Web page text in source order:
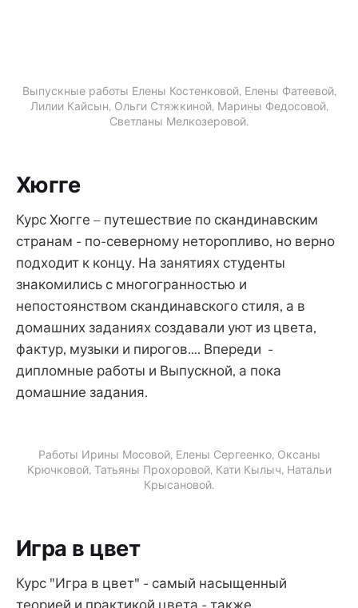
Выпускные работы Елены Костенковой, Елены Фатеевой,
Лилии Кайсын, Ольги Стяжкиной, Марины Федосовой,
Светланы Мелкозеровой.
Хюгге
Курс Хюгге – путешествие по скандинавским
странам - по-северному неторопливо, но верно
подходит к концу. На занятиях студенты
знакомились с многогранностью и
непостоянством скандинавского стиля, а в
домашних заданиях создавали уют из цвета,
фактур, музыки и пирогов…. Впереди -
дипломные работы и Выпускной, а пока
домашние задания.
Работы Ирины Мосовой, Елены Сергеенко, Оксаны
Крючковой, Татьяны Прохоровой, Кати Кылыч, Натальи
Крысановой.
Игра в цвет
Курс "Игра в цвет" - самый насыщенный
теорией и практикой цвета - также